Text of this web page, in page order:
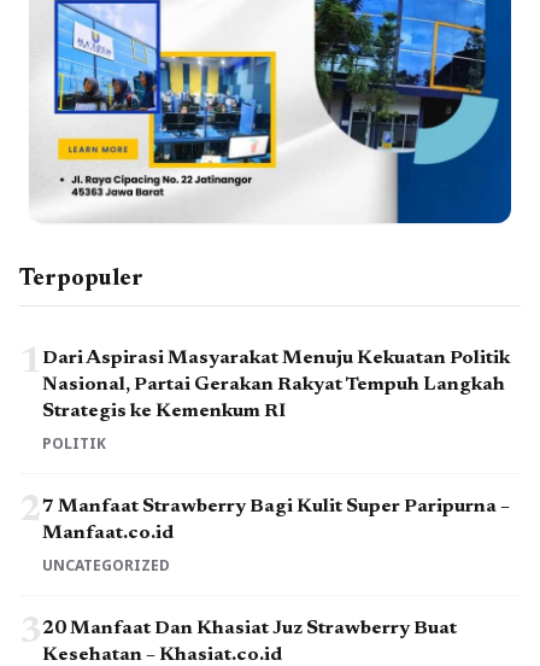
Terpopuler
1 Dari Aspirasi Masyarakat Menuju Kekuatan Politik
Nasional, Partai Gerakan Rakyat Tempuh Langkah
Strategis ke Kemenkum RI
POLITIK
27 Manfaat Strawberry Bagi Kulit Super Paripurna –
Manfaat.co.id
UNCATEGORIZED
320 Manfaat Dan Khasiat Juz Strawberry Buat
Kesehatan – Khasiat.co.id